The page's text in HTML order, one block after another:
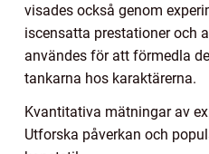
visades också genom
iscensatta prestationer och
användes för att förmedla
tankarna hos karaktärerna.
Kvantitativa mätningar av
Utforska påverkan och